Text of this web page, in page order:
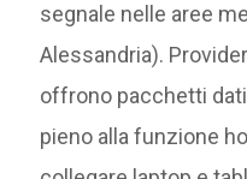
segnale nelle aree
Alessandria).
offrono pacchetti
pieno alla funzione